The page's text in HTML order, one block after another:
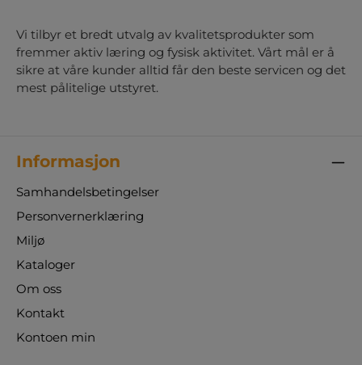
Vi tilbyr et bredt utvalg av kvalitetsprodukter som
fremmer aktiv læring og fysisk aktivitet. Vårt mål er å
sikre at våre kunder alltid får den beste servicen og det
mest pålitelige utstyret.
Informasjon
Samhandelsbetingelser
Personvernerklæring
Miljø
Kataloger
Om oss
Kontakt
Kontoen min